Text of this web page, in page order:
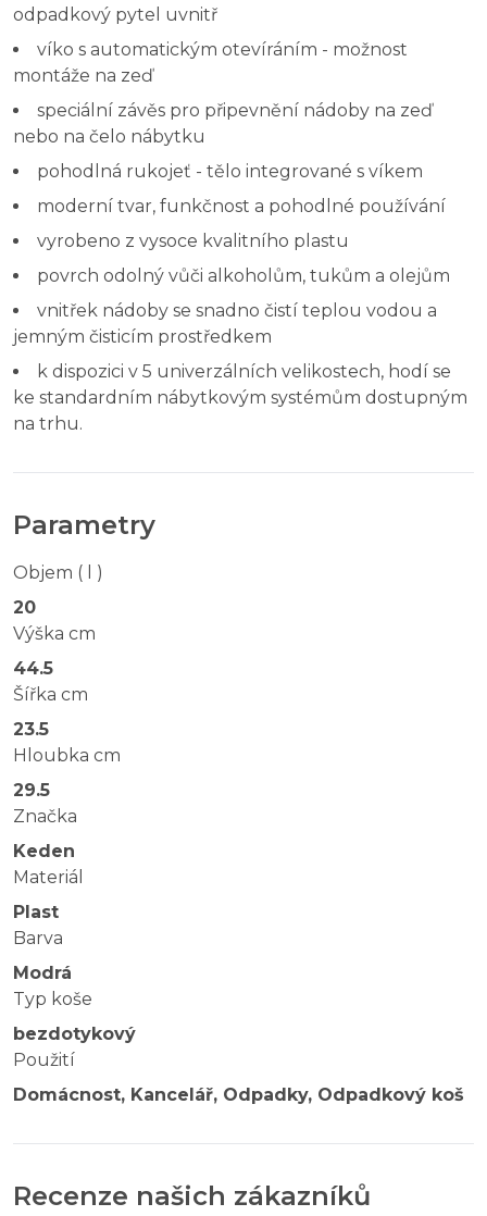
odpadkový pytel uvnitř
víko s automatickým otevíráním - možnost
montáže na zeď
speciální závěs pro připevnění nádoby na zeď
nebo na čelo nábytku
pohodlná rukojeť - tělo integrované s víkem
moderní tvar, funkčnost a pohodlné používání
vyrobeno z vysoce kvalitního plastu
povrch odolný vůči alkoholům, tukům a olejům
vnitřek nádoby se snadno čistí teplou vodou a
jemným čisticím prostředkem
k dispozici v 5 univerzálních velikostech, hodí se
ke standardním nábytkovým systémům dostupným
na trhu.
Parametry
Objem ( l )
20
Výška cm
44.5
Šířka cm
23.5
Hloubka cm
29.5
Značka
Keden
Materiál
Plast
Barva
Modrá
Typ koše
bezdotykový
Použití
Domácnost, Kancelář, Odpadky, Odpadkový koš
Recenze našich zákazníků